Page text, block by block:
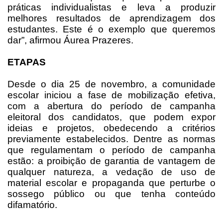
práticas individualistas e leva a produzir
melhores resultados de aprendizagem dos
estudantes. Este é o exemplo que queremos
dar”, afirmou Áurea Prazeres.
ETAPAS
Desde o dia 25 de novembro, a comunidade
escolar iniciou a fase de mobilização efetiva,
com a abertura do período de campanha
eleitoral dos candidatos, que podem expor
ideias e projetos, obedecendo a critérios
previamente estabelecidos. Dentre as normas
que regulamentam o período de campanha
estão: a proibição de garantia de vantagem de
qualquer natureza, a vedação de uso de
material escolar e propaganda que perturbe o
sossego público ou que tenha conteúdo
difamatório.